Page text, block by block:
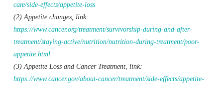
care/side-effects/appetite-loss
(2) Appetite changes, link:
https://www.cancer.org/treatment/survivorship-during-and-after-
treatment/staying-active/nutrition/nutrition-during-treatment/poor-
appetite.html
(3) Appetite Loss and Cancer Treatment, link:
https://www.cancer.gov/about-cancer/treatment/side-effects/appetite-